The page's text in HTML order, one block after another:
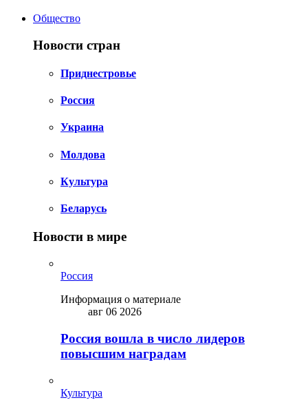
Общество
Новости стран
Приднестровье
Россия
Украина
Молдова
Культура
Беларусь
Новости в мире
Россия
Информация о материале
авг 06 2026
Россия вошла в число лидеров
повысшим наградам
Культура